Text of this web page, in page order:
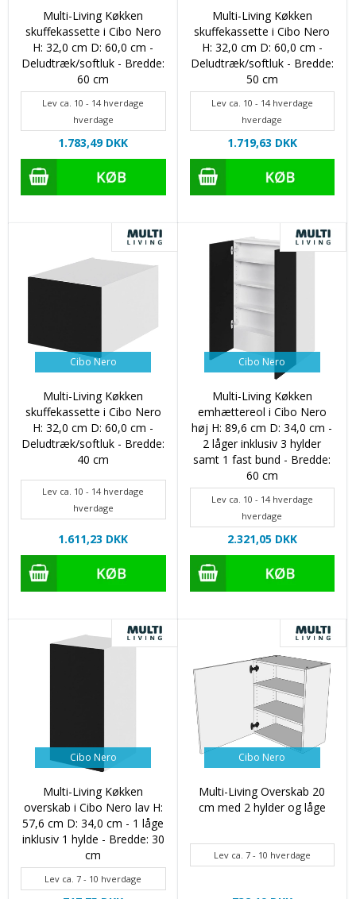
Multi-Living Køkken
skuffekassette i Cibo Nero
H: 32,0 cm D: 60,0 cm -
Deludtræk/softluk - Bredde:
60 cm
Lev ca. 10 - 14 hverdage
hverdage
1.783,49 DKK
Multi-Living Køkken
skuffekassette i Cibo Nero
H: 32,0 cm D: 60,0 cm -
Deludtræk/softluk - Bredde:
50 cm
Lev ca. 10 - 14 hverdage
hverdage
1.719,63 DKK
Cibo Nero
Multi-Living Køkken
skuffekassette i Cibo Nero
H: 32,0 cm D: 60,0 cm -
Deludtræk/softluk - Bredde:
40 cm
Lev ca. 10 - 14 hverdage
hverdage
1.611,23 DKK
Cibo Nero
Multi-Living Køkken
emhættereol i Cibo Nero
høj H: 89,6 cm D: 34,0 cm -
2 låger inklusiv 3 hylder
samt 1 fast bund - Bredde:
60 cm
Lev ca. 10 - 14 hverdage
hverdage
2.321,05 DKK
Cibo Nero
Multi-Living Køkken
overskab i Cibo Nero lav H:
57,6 cm D: 34,0 cm - 1 låge
inklusiv 1 hylde - Bredde: 30
cm
Lev ca. 7 - 10 hverdage
Cibo Nero
Multi-Living Overskab 20
cm med 2 hylder og låge
Lev ca. 7 - 10 hverdage